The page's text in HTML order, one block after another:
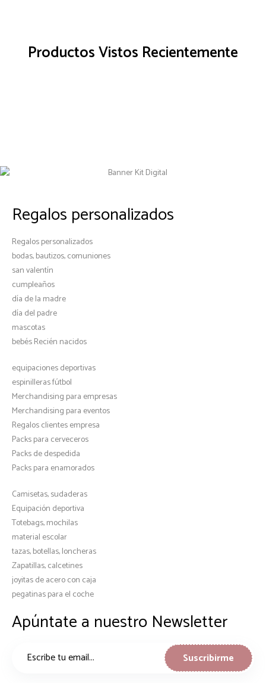
Productos Vistos Recientemente
Regalos personalizados
Regalos personalizados
bodas, bautizos, comuniones
san valentín
cumpleaños
día de la madre
día del padre
mascotas
bebés Recién nacidos
equipaciones deportivas
espinilleras fútbol
Merchandising para empresas
Merchandising para eventos
Regalos clientes empresa
Packs para cerveceros
Packs de despedida
Packs para enamorados
Camisetas, sudaderas
Equipación deportiva
Totebags, mochilas
material escolar
tazas, botellas, loncheras
Zapatillas, calcetines
joyitas de acero con caja
pegatinas para el coche
Apúntate a nuestro Newsletter